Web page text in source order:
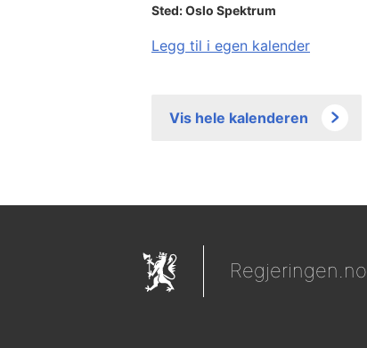
Sted:Oslo Spektrum
Legg til i egen kalender
Vis hele kalenderen
Regjeringen.no